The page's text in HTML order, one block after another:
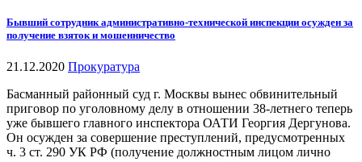
Бывший сотрудник административно-технической инспекции осужден за
получение взяток и мошенничество
21.12.2020 Прокуратура
Басманный районный суд г. Москвы вынес обвинительный
приговор по уголовному делу в отношении 38-летнего теперь
уже бывшего главного инспектора ОАТИ Георгия Дергунова.
Он осужден за совершение преступлений, предусмотренных
ч. 3 ст. 290 УК РФ (получение должностным лицом лично